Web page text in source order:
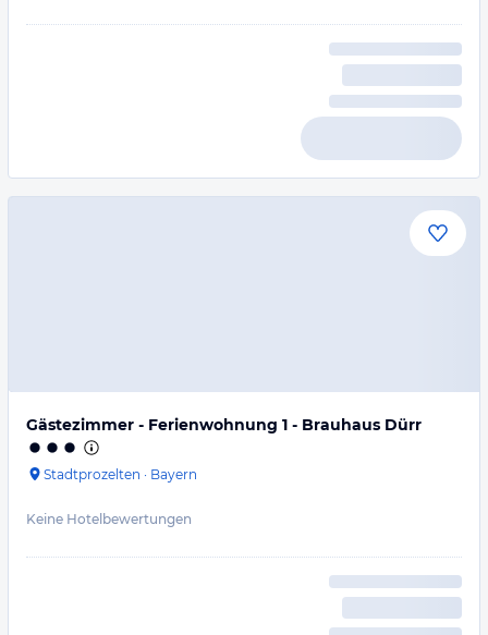
Gästezimmer - Ferienwohnung 1 - Brauhaus Dürr
Stadtprozelten · Bayern
Keine Hotelbewertungen